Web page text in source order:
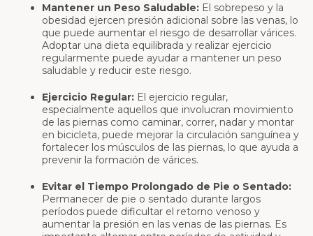
Mantener un Peso Saludable: El sobrepeso y la
obesidad ejercen presión adicional sobre las venas, lo
que puede aumentar el riesgo de desarrollar várices.
Adoptar una dieta equilibrada y realizar ejercicio
regularmente puede ayudar a mantener un peso
saludable y reducir este riesgo.
Ejercicio Regular: El ejercicio regular,
especialmente aquellos que involucran movimiento
de las piernas como caminar, correr, nadar y montar
en bicicleta, puede mejorar la circulación sanguínea y
fortalecer los músculos de las piernas, lo que ayuda a
prevenir la formación de várices.
Evitar el Tiempo Prolongado de Pie o Sentado:
Permanecer de pie o sentado durante largos
períodos puede dificultar el retorno venoso y
aumentar la presión en las venas de las piernas. Es